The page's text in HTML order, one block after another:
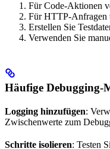
Für Code-Aktionen
Für HTTP-Anfragen
Erstellen Sie
Verwenden Sie
Häufige Debugging-
Logging hinzufügen:
Zwischenwerte zum
Schritte isolieren: Testen